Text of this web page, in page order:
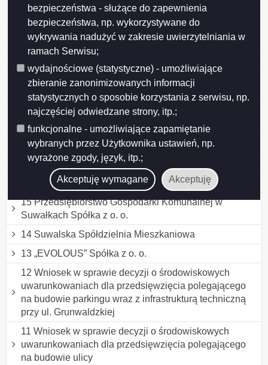
bezpieczeństwa - służące do zapewnienia
bezpieczeństwa, np. wykorzystywane do
wykrywania nadużyć w zakresie uwierzytelniania w
ramach Serwisu;
wydajnościowe (statystyczne) - umożliwiające
zbieranie zanonimizowanych informacji
statystycznych o sposobie korzystania z serwisu, np.
najczęściej odwiedzane strony, itp.;
funkcjonalne - umożliwiające zapamiętanie
wybranych przez Użytkownika ustawień, np.
wyrażone zgody, język, itp.;
Akceptuję wymagane Akceptuję
23 Specjalistyczny Psychiatryczny Samodzielny
Publiczny Zakład Opieki Zdrowotnej w Suwałkach
22 PGW Wody Polskie Zarząd Zlewni w Augustowie
20 Zezwolenie na wycięcie 4 drzew z terenu ogrodu nr
312 ROD im. Konopnickiej przy ul. Zastawie
19 Zezwolenie na wycięcie 2 drzew z terenu przy ul.
Ogrodowej 49
18 Budimex S.A.
17 Imbud Spółka z o.o. 1 Spółka Komandytowa
16 Przedsiębiorstwo Drogowo-Mostowe S.A.
15 Przedsiębiorstwo Gospodarki Komunalnej w
Suwałkach Spółka z o. o.
14 Suwalska Spółdzielnia Mieszkaniowa
13 „EVOLOUS” Spółka z o. o.
12 Wniosek w sprawie decyzji o środowiskowych
uwarunkowaniach dla przedsięwzięcia polegającego
na budowie parkingu wraz z infrastrukturą techniczną
przy ul. Grunwaldzkiej
11 Wniosek w sprawie decyzji o środowiskowych
uwarunkowaniach dla przedsięwzięcia polegającego
na budowie ulicy